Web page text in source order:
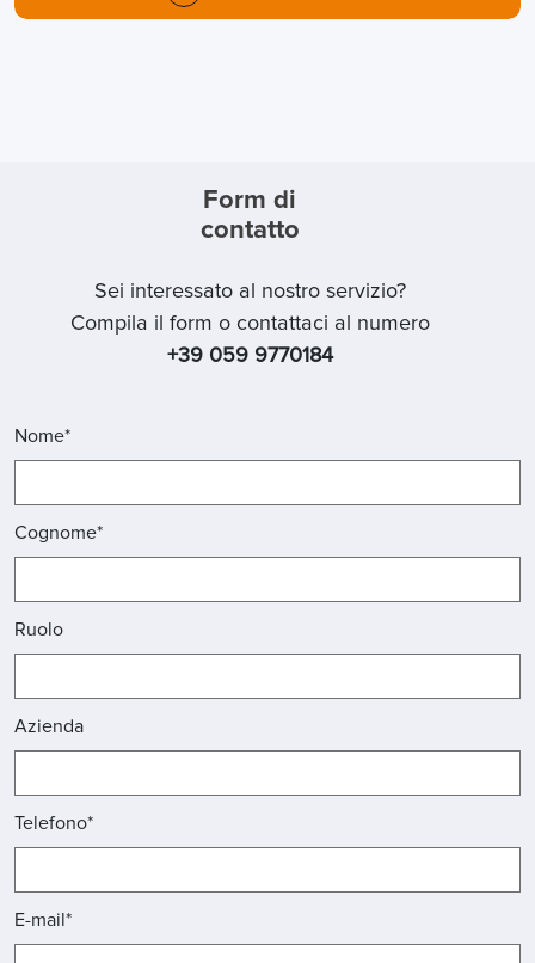
Form di
contatto
Sei interessato al nostro servizio?
Compila il form o contattaci al numero
+39 059 9770184
Nome*
Cognome*
Ruolo
Azienda
Telefono*
E-mail*